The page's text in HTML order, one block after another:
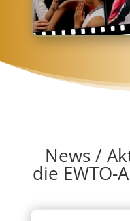
News /
die EWTO-